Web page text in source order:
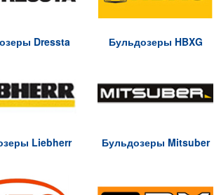
Dressta Бульдозеры HBXG
Liebherr Бульдозеры Mitsuber